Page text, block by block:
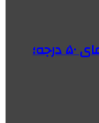
هشدار قرمز هواشناسی برای گرمای ۵۰ درجه؛